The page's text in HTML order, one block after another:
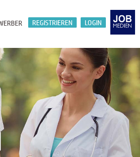
LOGIN
REGISTRIEREN